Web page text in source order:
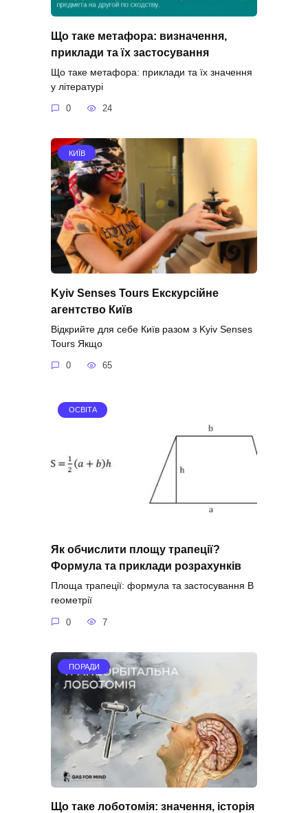
Що таке метафора: визначення,
приклади та їх застосування
Що таке метафора: приклади та їх значення
у літературі
0 24
КИЇВ
Kyiv Senses Tours Екскурсійне
агентство Київ
Відкрийте для себе Київ разом з Kyiv Senses
Tours Якщо
0 65
ОСВІТА
Як обчислити площу трапеції?
Формула та приклади розрахунків
Площа трапеції: формула та застосування В
геометрії
0 7
ПОРАДИ
Що таке лоботомія: значення, історія